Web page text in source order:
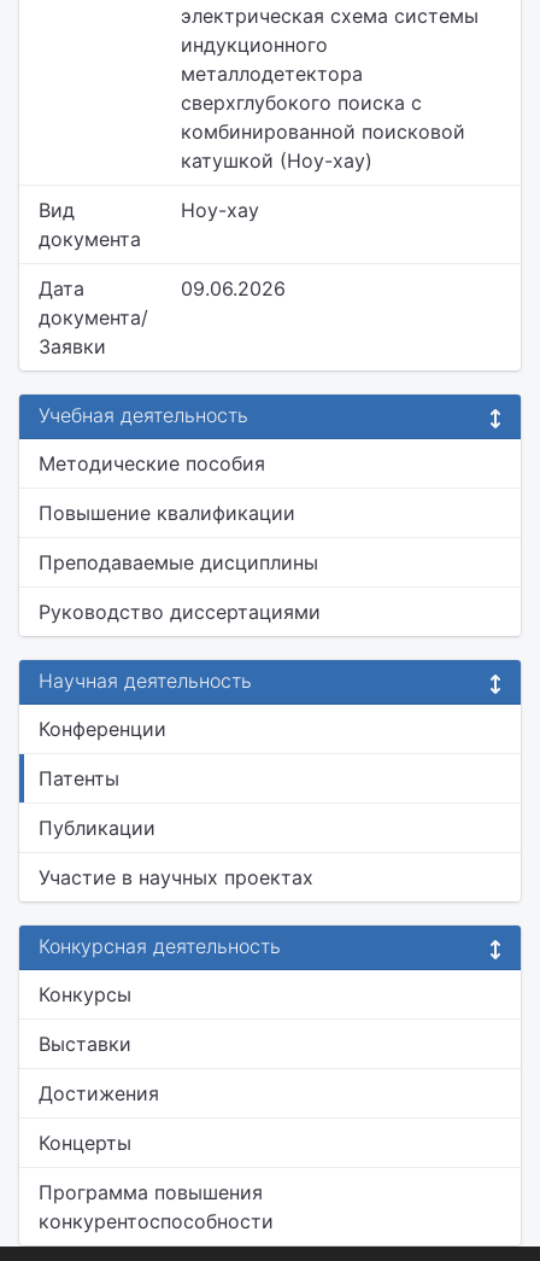
электрическая схема системы
индукционного
металлодетектора
сверхглубокого поиска с
комбинированной поисковой
катушкой (Ноу-хау)
Вид
документа
Ноу-хау
Дата
документа/
Заявки
09.06.2026
Учебная деятельность
Методические пособия
Повышение квалификации
Преподаваемые дисциплины
Руководство диссертациями
Научная деятельность
Конференции
Патенты
Публикации
Участие в научных проектах
Конкурсная деятельность
Конкурсы
Выставки
Достижения
Концерты
Программа повышения
конкурентоспособности